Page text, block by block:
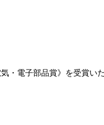
・電子部品賞》を受賞